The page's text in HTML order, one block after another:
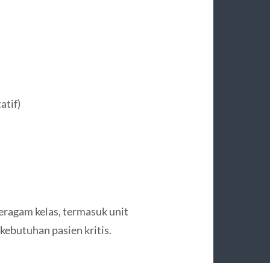
kelas, termasuk unit
pasien kritis.